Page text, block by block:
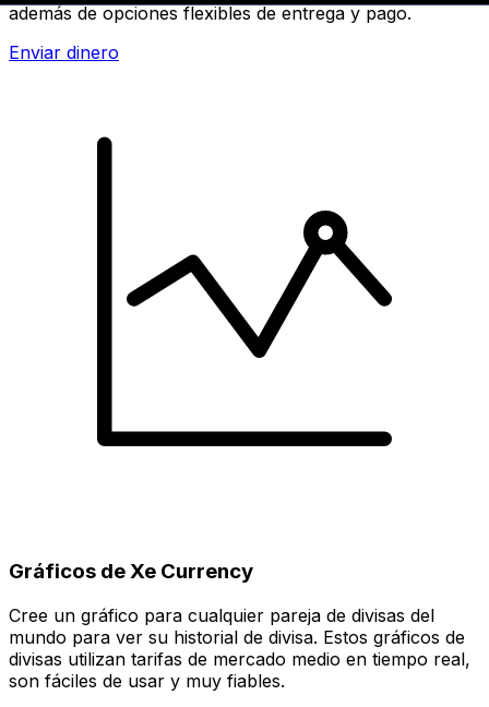
además de opciones flexibles de entrega y pago.
Enviar dinero
Gráficos de Xe Currency
Cree un gráfico para cualquier pareja de divisas del
mundo para ver su historial de divisa. Estos gráficos de
divisas utilizan tarifas de mercado medio en tiempo real,
son fáciles de usar y muy fiables.